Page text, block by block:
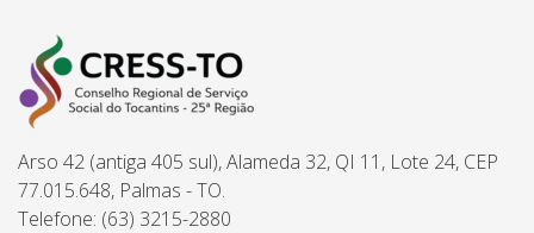
Arso 42 (antiga 405 sul), Alameda 32, QI 11, Lote 24, CEP
77.015.648, Palmas - TO.
Telefone: (63) 3215-2880